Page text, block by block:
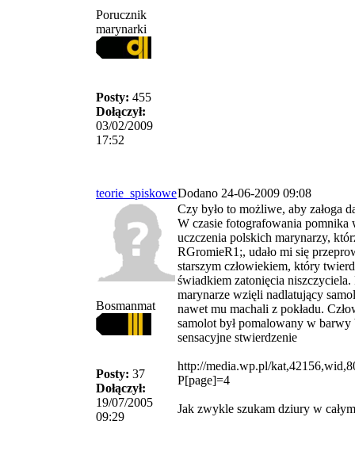
Porucznik
marynarki
Posty: 455
Dołączył:
03/02/2009
17:52
teorie_spiskoweDodano 24-06-2009 09:08
Bosmanmat
Posty: 37
Dołączył:
19/07/2005
09:29
Czy było to możliwe, aby załoga
W czasie fotografowania pomnika
uczczenia polskich marynarzy,
RGromieR1;, udało mi się
starszym człowiekiem, który
świadkiem zatonięcia
marynarze wzięli nadlatujący
nawet mu machali z pokładu.
samolot był pomalowany w
sensacyjne stwierdzenie
http://media.wp.pl/
P[page]=4
Jak zwykle szukam dziury w